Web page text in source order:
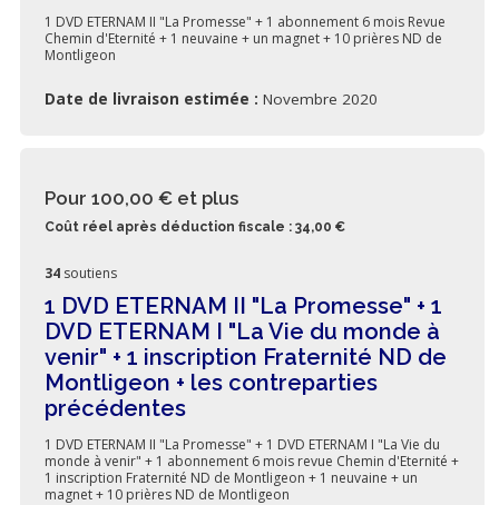
1 DVD ETERNAM II "La Promesse" + 1 abonnement 6 mois Revue
Chemin d'Eternité + 1 neuvaine + un magnet + 10 prières ND de
Montligeon
Date de livraison estimée : Novembre 2020
Pour 100,00 € et plus
Coût réel après déduction fiscale : 34,00 €
34 soutiens
1 DVD ETERNAM II "La Promesse" + 1
DVD ETERNAM I "La Vie du monde à
venir" + 1 inscription Fraternité ND de
Montligeon + les contreparties
précédentes
1 DVD ETERNAM II "La Promesse" + 1 DVD ETERNAM I "La Vie du
monde à venir" + 1 abonnement 6 mois revue Chemin d'Eternité +
1 inscription Fraternité ND de Montligeon + 1 neuvaine + un
magnet + 10 prières ND de Montligeon